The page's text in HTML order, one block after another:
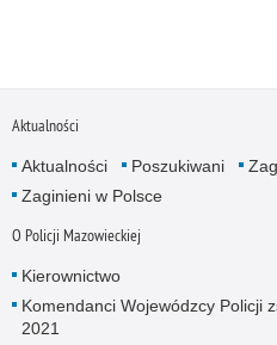
Aktualności
Aktualności Poszukiwani
Zaginieni w Polsce
O Policji Mazowieckiej
Kierownictwo
Komendanci Wojewódzcy Policji
2021